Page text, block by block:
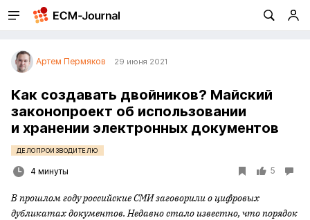
Артем Пермяков 29 июня 2021
Как создавать двойников? Майский
законопроект об использовании
и хранении электронных документов
ДЕЛОПРОИЗВОДИТЕЛЮ
4 минуты 5
В прошлом году российские СМИ заговорили о цифровых
дубликатах документов. Недавно стало известно, что порядок